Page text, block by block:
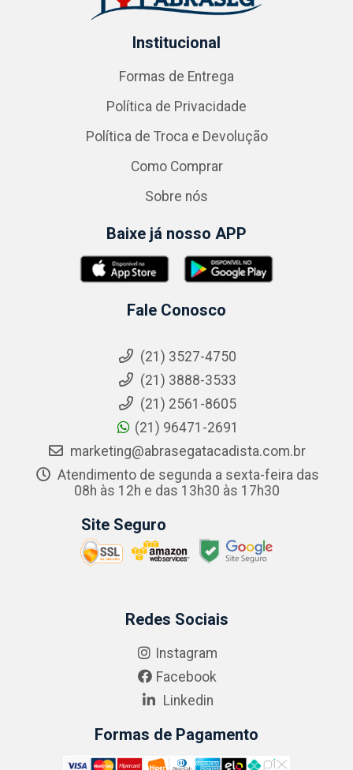
Institucional
Formas de Entrega
Política de Privacidade
Política de Troca e Devolução
Como Comprar
Sobre nós
Baixe já nosso APP
Fale Conosco
(21) 3527-4750
(21) 3888-3533
(21) 2561-8605
(21) 96471-2691
marketing@abrasegatacadista.com.br
Atendimento de segunda a sexta-feira das
08h às 12h e das 13h30 às 17h30
Site Seguro
Redes Sociais
Instagram
Facebook
Linkedin
Formas de Pagamento